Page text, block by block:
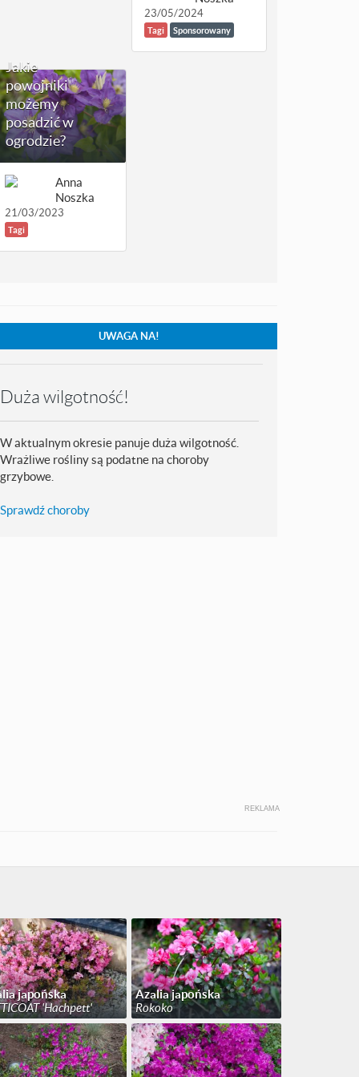
23/05/2024
Tagi Sponsorowany
Jakie
powojniki
możemy
posadzić w
ogrodzie?
Anna
Noszka
21/03/2023
Tagi
UWAGA NA!
Duża wilgotność!
W aktualnym okresie panuje duża wilgotność.
Wrażliwe rośliny są podatne na choroby
grzybowe.
Sprawdź choroby
REKLAMA
japońska
'Hachpett'
Azalia japońska
Rokoko